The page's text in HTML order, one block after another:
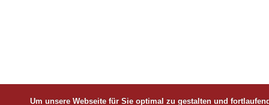
Um unsere Webseite für Sie optimal zu gestalten und